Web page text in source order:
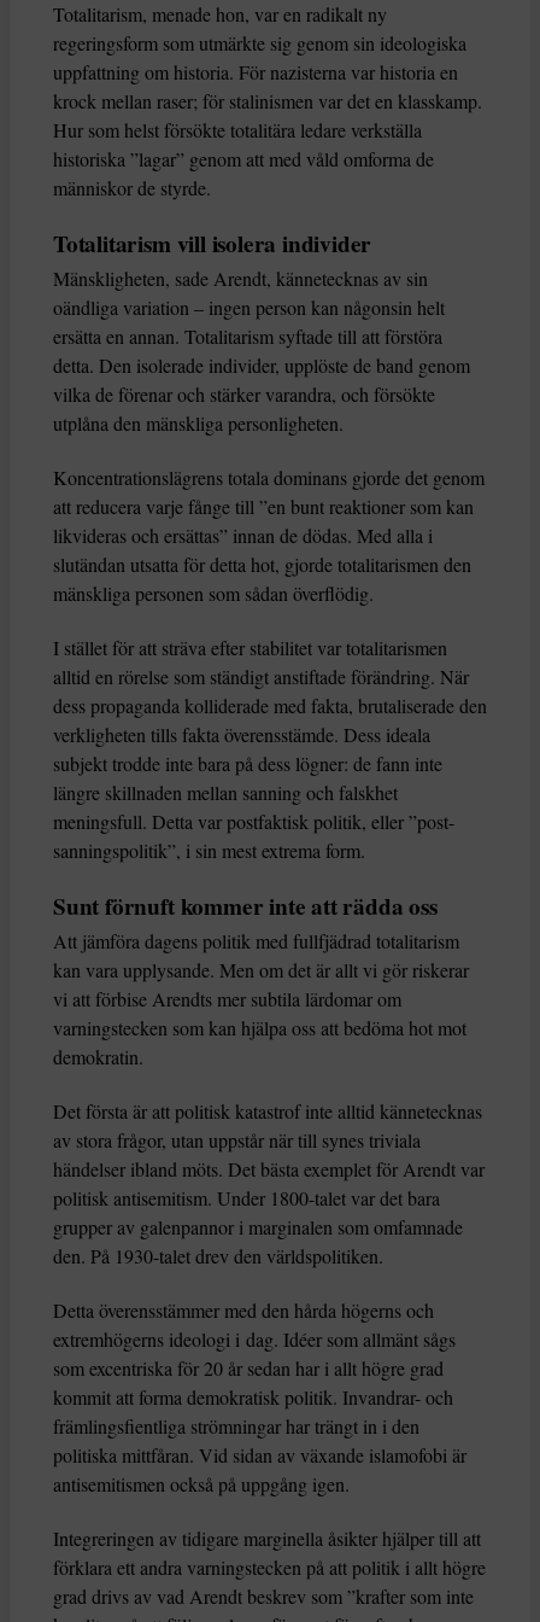
Totalitarism, menade hon, var en radikalt ny
regeringsform som utmärkte sig genom sin ideologiska
uppfattning om historia. För nazisterna var historia en
krock mellan raser; för stalinismen var det en klasskamp.
Hur som helst försökte totalitära ledare verkställa
historiska ”lagar” genom att med våld omforma de
människor de styrde.
Totalitarism vill isolera individer
Mänskligheten, sade Arendt, kännetecknas av sin
oändliga variation – ingen person kan någonsin helt
ersätta en annan. Totalitarism syftade till att förstöra
detta. Den isolerade individer, upplöste de band genom
vilka de förenar och stärker varandra, och försökte
utplåna den mänskliga personligheten.
Koncentrationslägrens totala dominans gjorde det genom
att reducera varje fånge till ”en bunt reaktioner som kan
likvideras och ersättas” innan de dödas. Med alla i
slutändan utsatta för detta hot, gjorde totalitarismen den
mänskliga personen som sådan överflödig.
I stället för att sträva efter stabilitet var totalitarismen
alltid en rörelse som ständigt anstiftade förändring. När
dess propaganda kolliderade med fakta, brutaliserade den
verkligheten tills fakta överensstämde. Dess ideala
subjekt trodde inte bara på dess lögner: de fann inte
längre skillnaden mellan sanning och falskhet
meningsfull. Detta var postfaktisk politik, eller ”post-
sanningspolitik”, i sin mest extrema form.
Sunt förnuft kommer inte att rädda oss
Att jämföra dagens politik med fullfjädrad totalitarism
kan vara upplysande. Men om det är allt vi gör riskerar
vi att förbise Arendts mer subtila lärdomar om
varningstecken som kan hjälpa oss att bedöma hot mot
demokratin.
Det första är att politisk katastrof inte alltid kännetecknas
av stora frågor, utan uppstår när till synes triviala
händelser ibland möts. Det bästa exemplet för Arendt var
politisk antisemitism. Under 1800-talet var det bara
grupper av galenpannor i marginalen som omfamnade
den. På 1930-talet drev den världspolitiken.
Detta överensstämmer med den hårda högerns och
extremhögerns ideologi i dag. Idéer som allmänt sågs
som excentriska för 20 år sedan har i allt högre grad
kommit att forma demokratisk politik. Invandrar- och
främlingsfientliga strömningar har trängt in i den
politiska mittfåran. Vid sidan av växande islamofobi är
antisemitismen också på uppgång igen.
Integreringen av tidigare marginella åsikter hjälper till att
förklara ett andra varningstecken på att politik i allt högre
grad drivs av vad Arendt beskrev som ”krafter som inte